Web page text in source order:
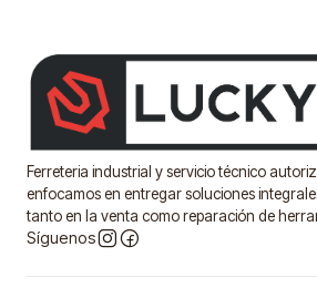
Ferreteria industrial y servicio técnico
enfocamos en entregar soluciones
tanto en la venta como reparación de
Síguenos